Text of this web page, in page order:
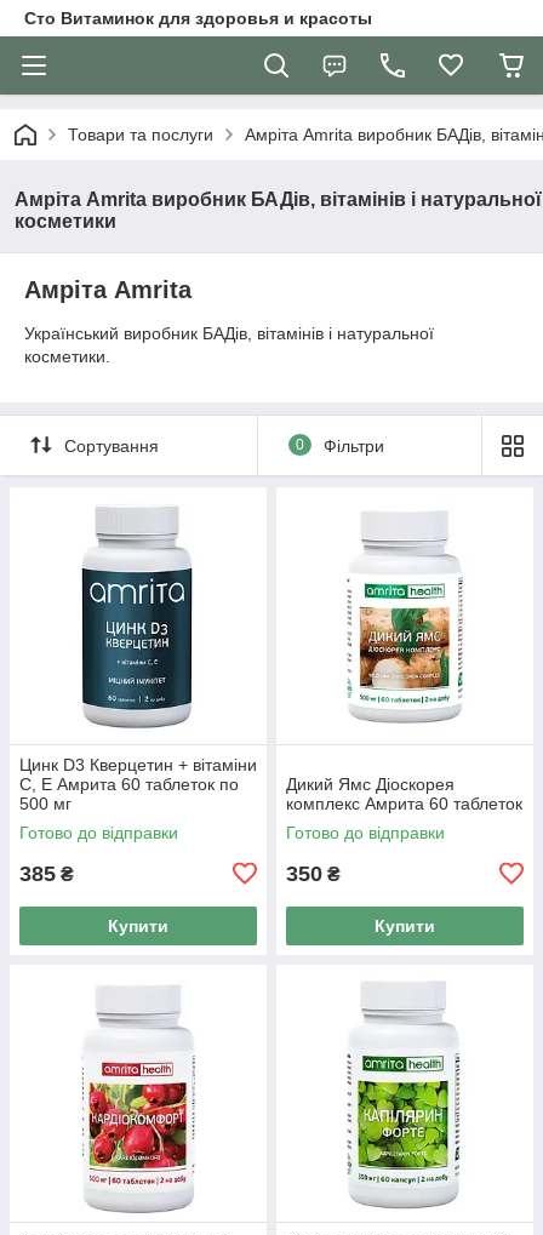
Сто Витаминок для здоровья и красоты
Товари та послуги Амріта Amrita виробник БАДів,
Амріта Amrita виробник БАДів, вітамінів і натуральної
косметики
Амріта Amrita
Український виробник БАДів, вітамінів і натуральної
косметики.
Сортування 0 Фільтри
Цинк D3 Кверцетин + вітаміни
С, Е Амрита 60 таблеток по
500 мг
Готово до відправки
385 ₴
Купити
Дикий Ямс Діоскорея
комплекс Амрита 60 таблеток
Готово до відправки
350 ₴
Купити